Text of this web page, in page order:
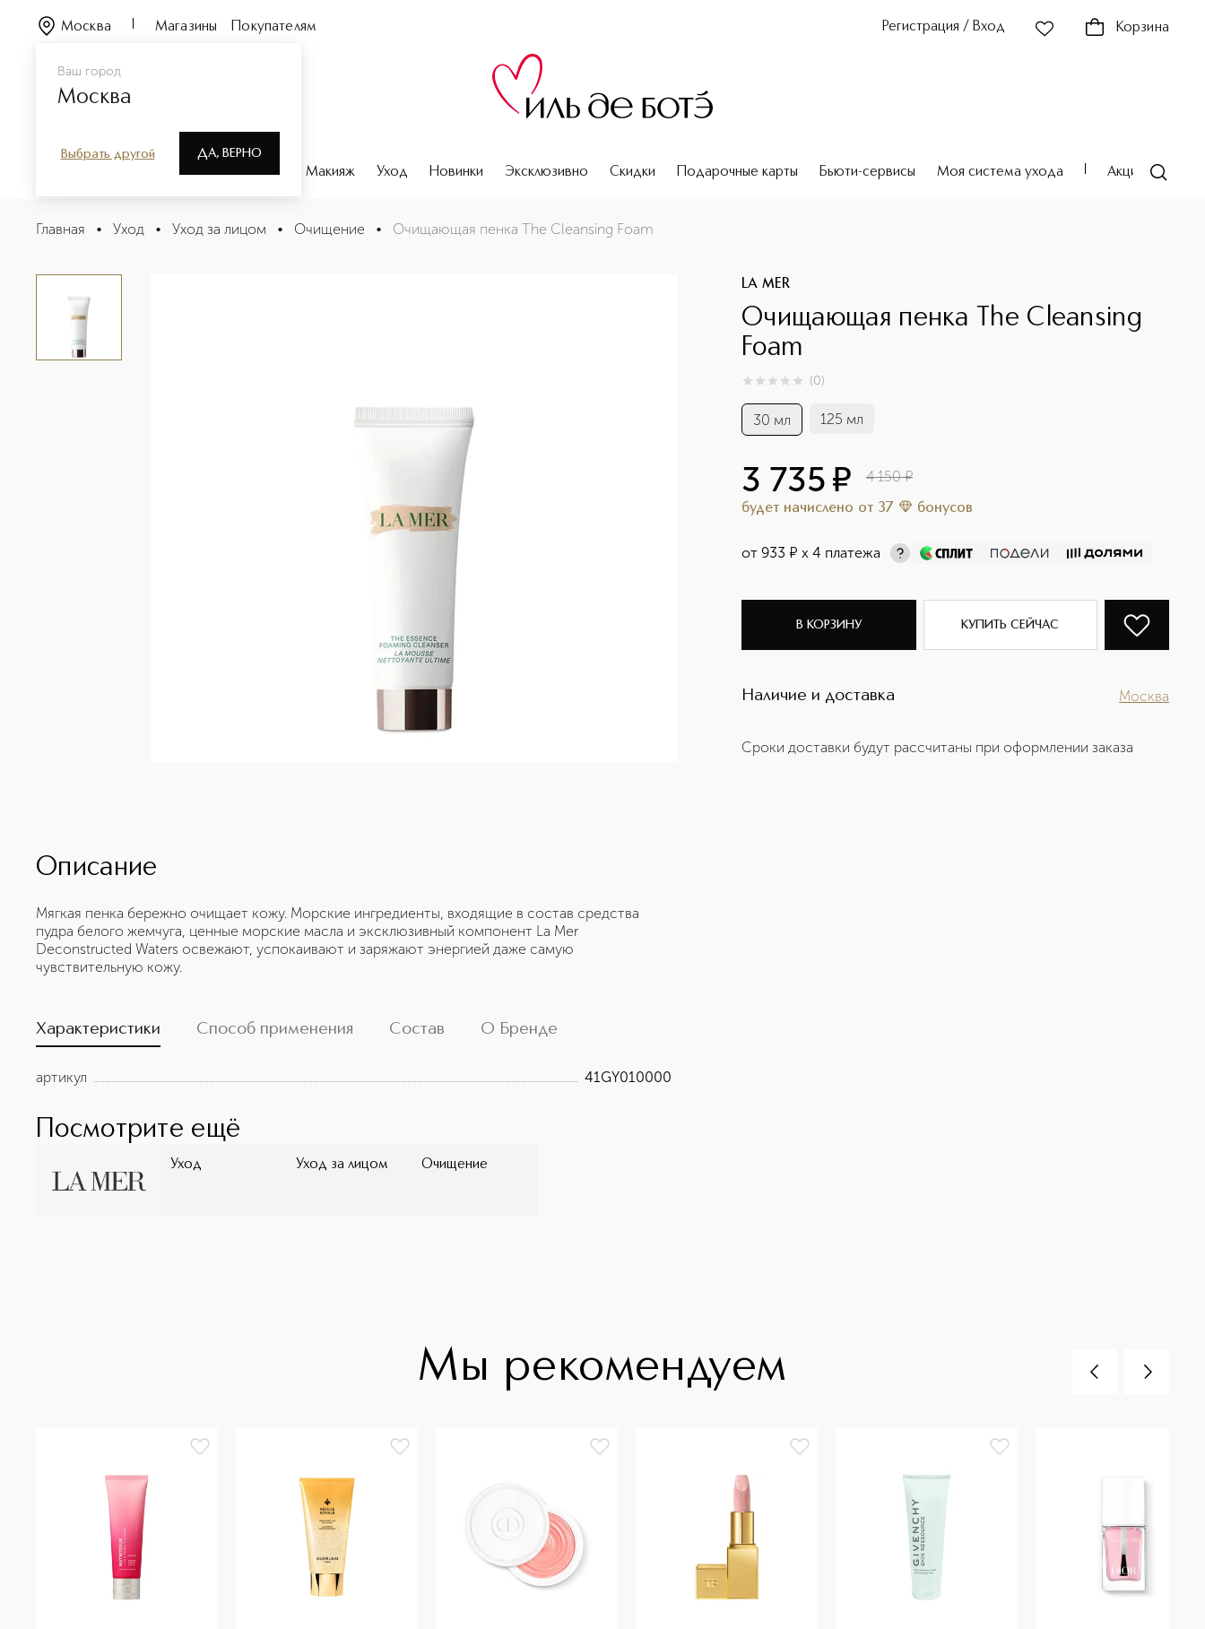
Ваш город
Москва
Выбрать другой ДА, ВЕРНО
Москва Магазины Покупателям Регистрация / Вход Корзина
Парфюмерия Макияж Уход Новинки Эксклюзивно Скидки Подарочные карты Бьюти-сервисы Моя система ухода Акции
Очищающая пенка The Cleansing Foam
Описание
Главная • Уход • Уход за лицом • Очищение • Очищающая пенка The Cleansing Foam
LA MER
Очищающая пенка The Cleansing
Foam
0из 0 (0)
30 мл 125 мл
3 735 ¤ 4 150 ¤
будет начислено от 37 бонусов
от 933 ¤ х 4 платежа
В КОРЗИНУ КУПИТЬ СЕЙЧАС
Наличие и доставка Москва
Сроки доставки будут рассчитаны при оформлении заказа
Описание
Мягкая пенка бережно очищает кожу. Морские ингредиенты, входящие в состав средства
пудра белого жемчуга, ценные морские масла и эксклюзивный компонент La Mer
Deconstructed Waters освежают, успокаивают и заряжают энергией даже самую
чувствительную кожу.
Характеристики Способ применения Состав О Бренде
артикул 41GY010000
Посмотрите ещё
Уход Уход за лицом Очищение
Мы рекомендуем